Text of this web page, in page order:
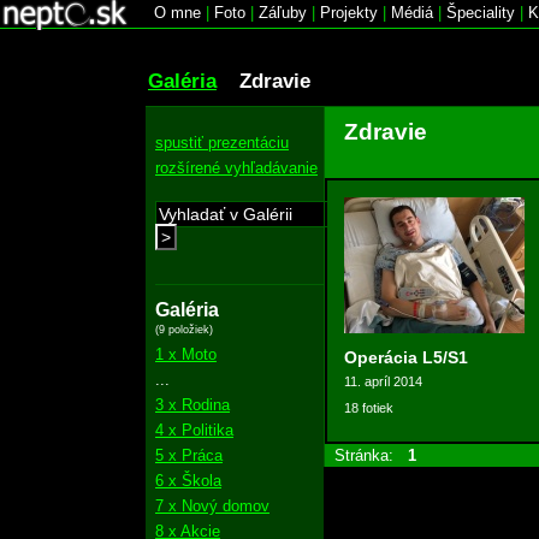
O mne Foto Záľuby Projekty Médiá| Špeciality
Galéria Zdravie
spustiť prezentáciu
rozšírené vyhľadávanie
>
Galéria
(9 položiek)
1 x Moto
3 x Rodina
4 x Politika
5 x Práca
6 x Škola
7 x Nový domov
8 x Akcie
Zdravie
Operácia L5/S1
11. apríl 2014
18 fotiek
Stránka: 1